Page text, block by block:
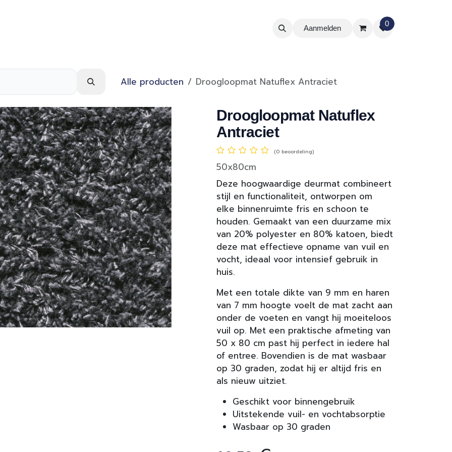
Aanmelden
0
Alle producten Droogloopmat Natuflex Antraciet
Droogloopmat Natuflex
Antraciet
(0 beoordeling)
50x80cm
Deze hoogwaardige deurmat combineert
stijl en functionaliteit, ontworpen om
elke binnenruimte fris en schoon te
houden. Gemaakt van een duurzame mix
van 20% polyester en 80% katoen, biedt
deze mat effectieve opname van vuil en
vocht, ideaal voor intensief gebruik in
huis.
Met een totale dikte van 9 mm en haren
van 7 mm hoogte voelt de mat zacht aan
onder de voeten en vangt hij moeiteloos
vuil op. Met een praktische afmeting van
50 x 80 cm past hij perfect in iedere hal
of entree. Bovendien is de mat wasbaar
op 30 graden, zodat hij er altijd fris en
als nieuw uitziet.
Geschikt voor binnengebruik
Uitstekende vuil- en vochtabsorptie
Wasbaar op 30 graden